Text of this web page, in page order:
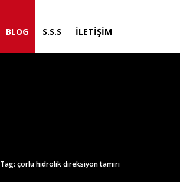
BLOG S.S.S İLETIŞIM
Tag: çorlu hidrolik direksiyon tamiri